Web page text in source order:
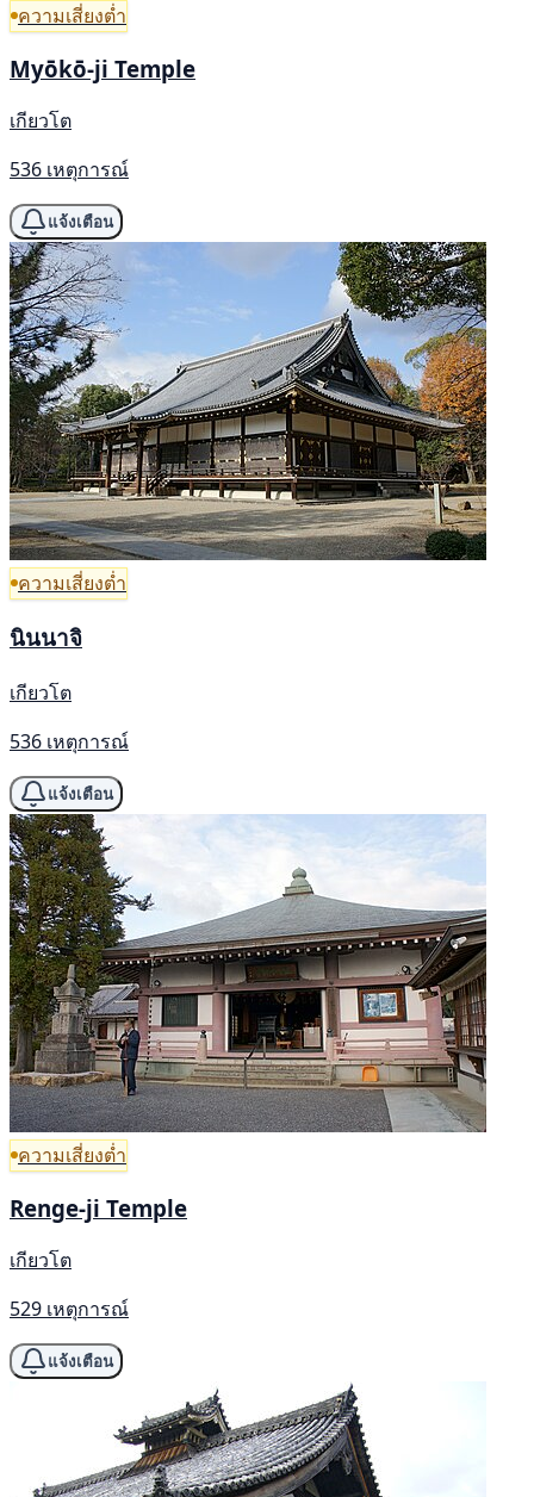
ความเสี่ยงต่ำ
Myōkō-ji Temple
เกียวโต
536 เหตุการณ์
แจ้งเตือน
ความเสี่ยงต่ำ
นินนาจิ
เกียวโต
536 เหตุการณ์
แจ้งเตือน
ความเสี่ยงต่ำ
Renge-ji Temple
เกียวโต
529 เหตุการณ์
แจ้งเตือน